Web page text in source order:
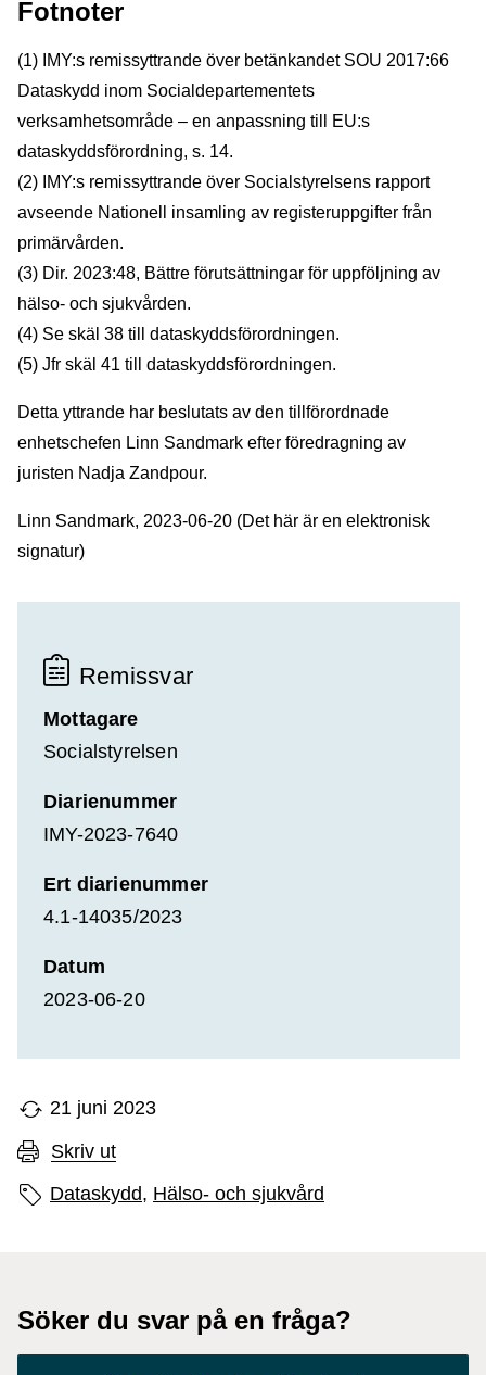
Fotnoter
(1) IMY:s remissyttrande över betänkandet SOU 2017:66
Dataskydd inom Socialdepartementets
verksamhetsområde – en anpassning till EU:s
dataskyddsförordning, s. 14.
(2) IMY:s remissyttrande över Socialstyrelsens rapport
avseende Nationell insamling av registeruppgifter från
primärvården.
(3) Dir. 2023:48, Bättre förutsättningar för uppföljning av
hälso- och sjukvården.
(4) Se skäl 38 till dataskyddsförordningen.
(5) Jfr skäl 41 till dataskyddsförordningen.
Detta yttrande har beslutats av den tillförordnade
enhetschefen Linn Sandmark efter föredragning av
juristen Nadja Zandpour.
Linn Sandmark, 2023-06-20 (Det här är en elektronisk
signatur)
Remissvar
Mottagare
Socialstyrelsen
Diarienummer
IMY-2023-7640
Ert diarienummer
4.1-14035/2023
Datum
2023-06-20
21 juni 2023
Skriv ut
Sidans etiketter
Dataskydd, Hälso- och sjukvård
Söker du svar på en fråga?